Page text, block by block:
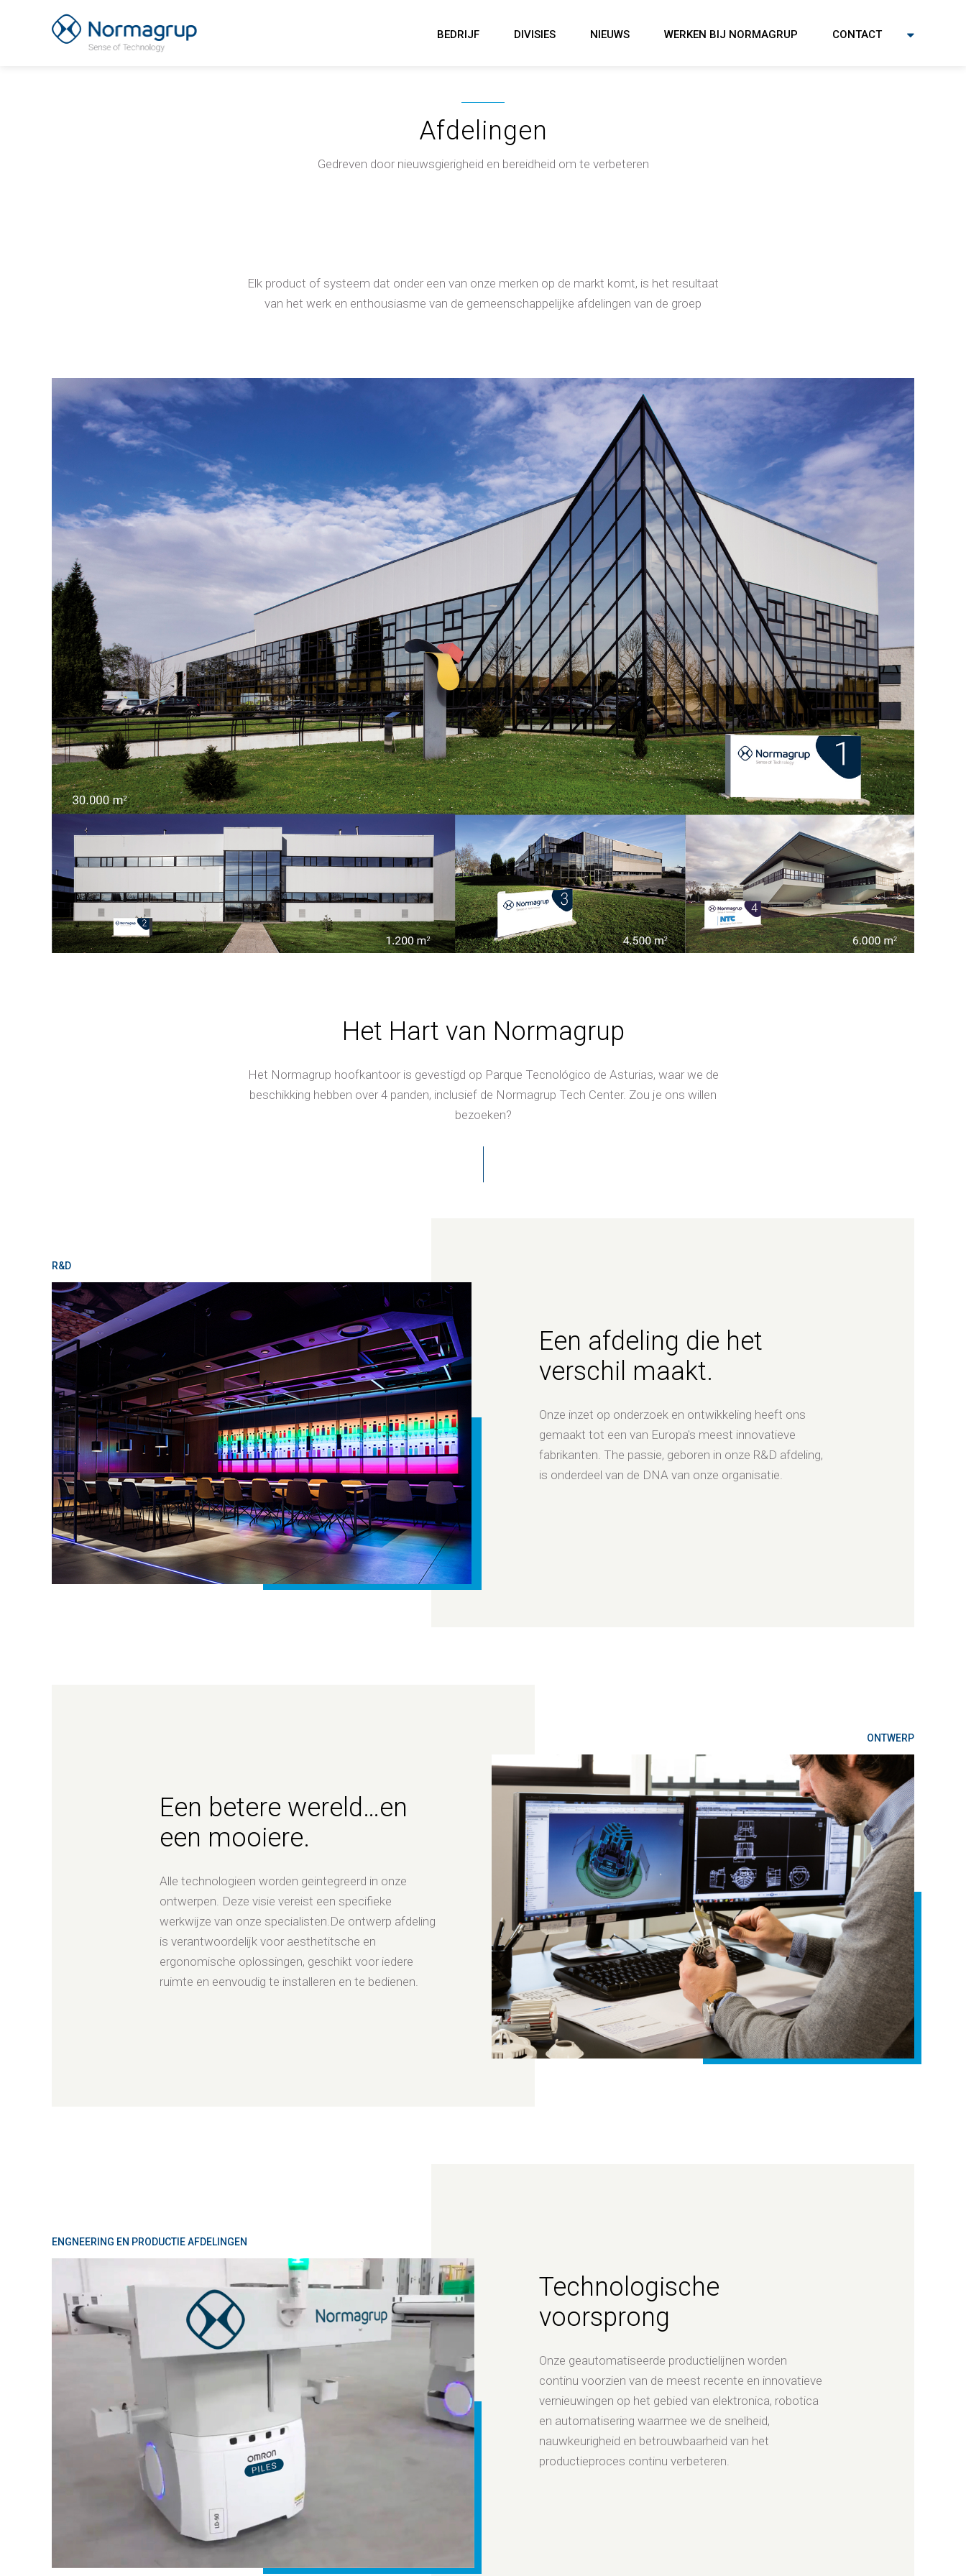
BEDRIJF DIVISIES NIEUWS WERKEN BIJ NORMAGRUP CONTACT
Afdelingen
Gedreven door nieuwsgierigheid en bereidheid om te verbeteren
Elk product of systeem dat onder een van onze merken op de markt komt, is het resultaat
van het werk en enthousiasme van de gemeenschappelijke afdelingen van de groep
Het Hart van Normagrup
Het Normagrup hoofkantoor is gevestigd op Parque Tecnológico de Asturias, waar we de
beschikking hebben over 4 panden, inclusief de Normagrup Tech Center. Zou je ons willen
bezoeken?
R&D
Een afdeling die het
verschil maakt.
Onze inzet op onderzoek en ontwikkeling heeft ons
gemaakt tot een van Europa's meest innovatieve
fabrikanten. The passie, geboren in onze R&D afdeling,
is onderdeel van de DNA van onze organisatie.
Een betere wereld…en
een mooiere.
Alle technologieen worden geintegreerd in onze
ontwerpen. Deze visie vereist een specifieke
werkwijze van onze specialisten.De ontwerp afdeling
is verantwoordelijk voor aesthetitsche en
ergonomische oplossingen, geschikt voor iedere
ruimte en eenvoudig te installeren en te bedienen.
ONTWERP
ENGNEERING EN PRODUCTIE AFDELINGEN
Technologische
voorsprong
Onze geautomatiseerde productielijnen worden
continu voorzien van de meest recente en innovatieve
vernieuwingen op het gebied van elektronica, robotica
en automatisering waarmee we de snelheid,
nauwkeurigheid en betrouwbaarheid van het
productieproces continu verbeteren.